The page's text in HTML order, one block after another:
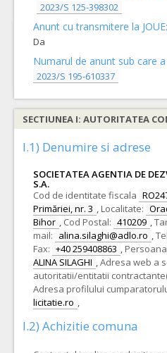
2023/S 125-398302
Anunt cu transmitere la JOUE:
Da
Numarul de anunt sub care
2023/S 195-610337
SECTIUNEA I: AUTORITATEA
I.1) Denumire si adrese
SOCIETATEA AGENTIA DE
S.A.
Cod de identitate fiscala
Primăriei, nr. 3 , Localitate:
Bihor , Cod Postal: 410209 ,
mail: alina.silaghi@adlo.ro ,
Fax: +40 259408863 ,
ALINA SILAGHI ,Adresa web a
autoritatii/entitatii
Adresa profilului
licitatie.ro ,
I.2) Achizitie comuna